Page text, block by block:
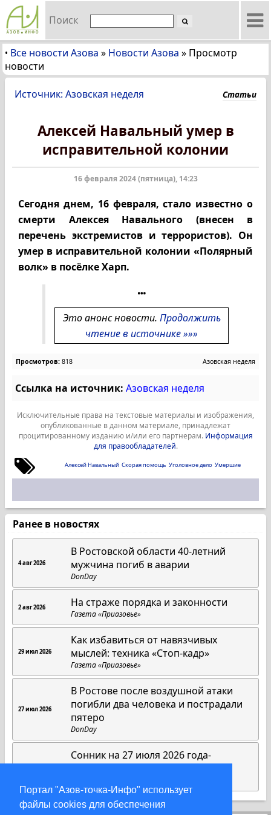
Портал "Азов-точка-Инфо" использует
файлы cookies для обеспечения
Поиск
• Все новости Азова » Новости Азова » Просмотр
новости
Источник: Азовская неделя Статьи
Алексей Навальный умер в
исправительной колонии
16 февраля 2024 (пятница), 14:23
Сегодня днем, 16 февраля, стало известно о
смерти Алексея Навального (внесен в
перечень экстремистов и террористов). Он
умер в исправительной колонии «Полярный
волк» в посёлке Харп.
Это анонс новости. Продолжить
чтение в источнике »»»
Просмотров: 818 Азовская неделя
Ссылка на источник: Азовская неделя
Исключительные права на текстовые материалы и изображения,
опубликованные в данном материале, принадлежат
процитированному изданию и/или его партнерам. Информация
для правообладателей.
Алексей Навальный Скорая помощь Уголовное дело Умершие
Ранее в новостях
4 авг 2026
В Ростовской области 40-летний
мужчина погиб в аварии
DonDay
2 авг 2026 На страже порядка и законности
Газета «Приазовье»
29 июл 2026
Как избавиться от навязчивых
мыслей: техника «Стоп-кадр»
Газета «Приазовье»
27 июл 2026
В Ростове после воздушной атаки
погибли два человека и пострадали
пятеро
DonDay
Сонник на 27 июля 2026 года-